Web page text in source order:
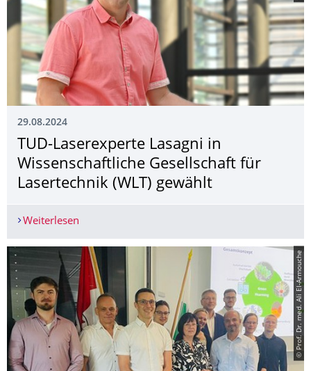
29.08.2024
TUD-Laserexperte Lasagni in
Wissenschaftliche Gesellschaft für
Lasertechnik (WLT) gewählt
Weiterlesen
© Prof. Dr. med. Ali El-Armouche